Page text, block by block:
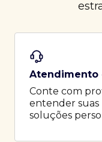
Atendimento
Conte com
entender suas
soluções